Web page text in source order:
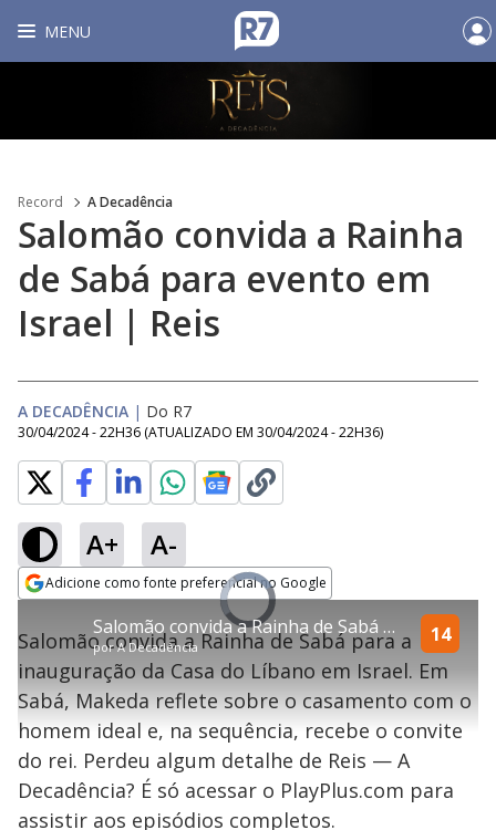
MENU
Record A Decadência
Salomão convida a Rainha
de Sabá para evento em
Israel | Reis
A DECADÊNCIA | Do R7
30/04/2024 - 22H36 (ATUALIZADO EM 30/04/2024 - 22H36)
A+ A-
Adicione como fonte preferencial no Google
Video
Player
is
loading. Salomão convida a Rainha de Sabá para evento em Israel | Reis
porA Decadência
14
Ativar
Loaded
0%
Salomão convida a Rainha de Sabá para a
inauguração da Casa do Líbano em Israel. Em
Sabá, Makeda reflete sobre o casamento com o
homem ideal e, na sequência, recebe o convite
do rei. Perdeu algum detalhe de Reis — A
Decadência? É só acessar o PlayPlus.com para
assistir aos episódios completos.